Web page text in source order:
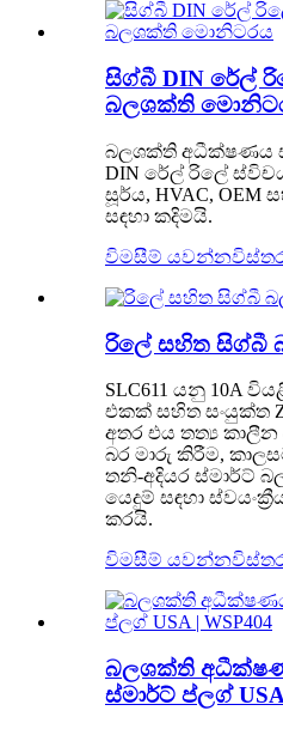
සිග්බී DIN රේල්
බලශක්ති
බලශක්ති අධීක්ෂණය
DIN රේල් රිලේ
සූර්ය, HVAC, OEM
සඳහා කදිමයි.
විමසීම් යවන්න
රිලේ සහිත සිග්බී
SLC611 යනු 10A
එකක් සහිත සංයුක්ත
අතර එය තත්‍ය
බර මාරු කිරීම,
තනි-අදියර ස්මාර්ට්
යෙදුම් සඳහා
කරයි.
විමසීම් යවන්න
බලශක්ති
ස්මාර්ට් ප්ලග් USA